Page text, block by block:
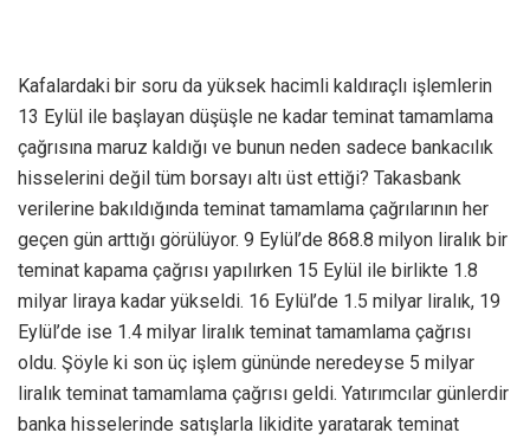
Kafalardaki bir soru da yüksek hacimli kaldıraçlı işlemlerin
13 Eylül ile başlayan düşüşle ne kadar teminat tamamlama
çağrısına maruz kaldığı ve bunun neden sadece bankacılık
hisselerini değil tüm borsayı altı üst ettiği? Takasbank
verilerine bakıldığında teminat tamamlama çağrılarının her
geçen gün arttığı görülüyor. 9 Eylül’de 868.8 milyon liralık bir
teminat kapama çağrısı yapılırken 15 Eylül ile birlikte 1.8
milyar liraya kadar yükseldi. 16 Eylül’de 1.5 milyar liralık, 19
Eylül’de ise 1.4 milyar liralık teminat tamamlama çağrısı
oldu. Şöyle ki son üç işlem gününde neredeyse 5 milyar
liralık teminat tamamlama çağrısı geldi. Yatırımcılar günlerdir
banka hisselerinde satışlarla likidite yaratarak teminat